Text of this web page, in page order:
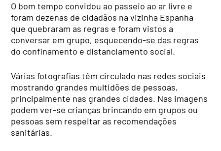
O bom tempo convidou ao passeio ao ar livre e
foram dezenas de cidadãos na vizinha Espanha
que quebraram as regras e foram vistos a
conversar em grupo, esquecendo-se das regras
do confinamento e distanciamento social.
Várias fotografias têm circulado nas redes sociais
mostrando grandes multidões de pessoas,
principalmente nas grandes cidades. Nas imagens
podem ver-se crianças brincando em grupos ou
pessoas sem respeitar as recomendações
sanitárias.